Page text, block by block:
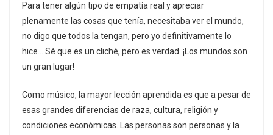
Para tener algún tipo de empatía real y apreciar
plenamente las cosas que tenía, necesitaba ver el mundo,
no digo que todos la tengan, pero yo definitivamente lo
hice… Sé que es un cliché, pero es verdad. ¡Los mundos son
un gran lugar!
Como músico, la mayor lección aprendida es que a pesar de
esas grandes diferencias de raza, cultura, religión y
condiciones económicas. Las personas son personas y la